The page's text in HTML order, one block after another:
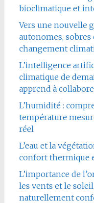
bioclimatique et
Vers une nouvelle
autonomes, sobres
changement
L’intelligence
climatique de
apprend à
L’humidité :
température
réel
L’eau et la
confort thermique
L’importance de
les vents et le
naturellement